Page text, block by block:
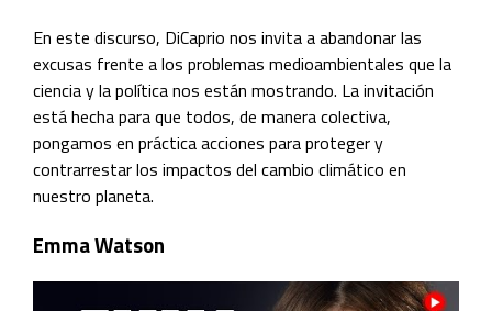
En este discurso, DiCaprio nos invita a abandonar las
excusas frente a los problemas medioambientales que la
ciencia y la política nos están mostrando. La invitación
está hecha para que todos, de manera colectiva,
pongamos en práctica acciones para proteger y
contrarrestar los impactos del cambio climático en
nuestro planeta.
Emma Watson